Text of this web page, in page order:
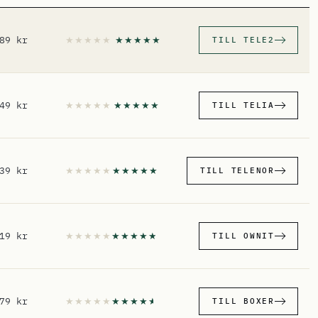
kr TILL TELE2
kr TILL TELIA
kr TILL TELENOR
kr TILL OWNIT
kr TILL BOXER